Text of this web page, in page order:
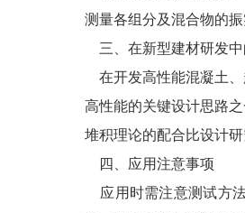
测量各组分及混合物的
三、在新型建材研发中
在开发高性能混凝土、
高性能的关键设计思路
堆积理论的配合比设计
四、应用注意事项
应用时需注意测试方